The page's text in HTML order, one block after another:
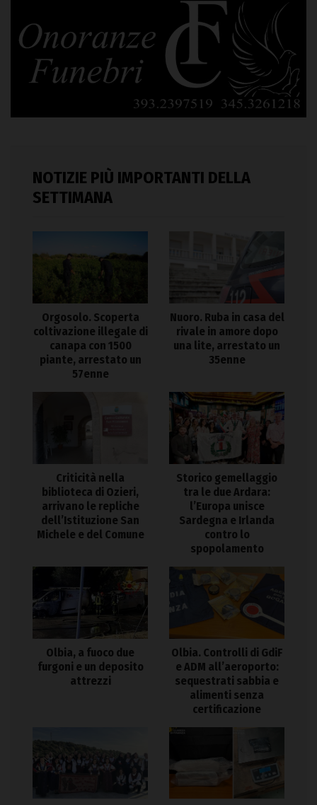
NOTIZIE PIÙ IMPORTANTI DELLA
SETTIMANA
Orgosolo. Scoperta
coltivazione illegale di
canapa con 1500
piante, arrestato un
57enne
Nuoro. Ruba in casa del
rivale in amore dopo
una lite, arrestato un
35enne
Criticità nella
biblioteca di Ozieri,
arrivano le repliche
dell’Istituzione San
Michele e del Comune
Storico gemellaggio
tra le due Ardara:
l’Europa unisce
Sardegna e Irlanda
contro lo
spopolamento
Olbia, a fuoco due
furgoni e un deposito
attrezzi
Olbia. Controlli di GdiF
e ADM all’aeroporto:
sequestrati sabbia e
alimenti senza
certificazione